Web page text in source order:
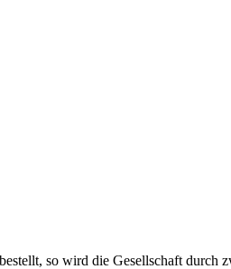
so wird die Gesellschaft durch